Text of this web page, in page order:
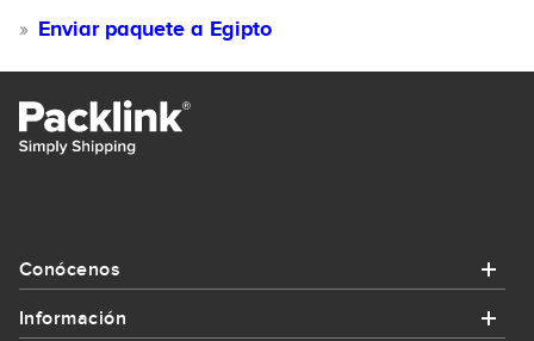
Enviar paquete a Egipto
Conócenos
Información